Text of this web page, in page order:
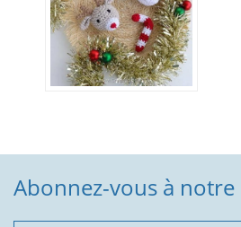
Abonnez-vous à notre